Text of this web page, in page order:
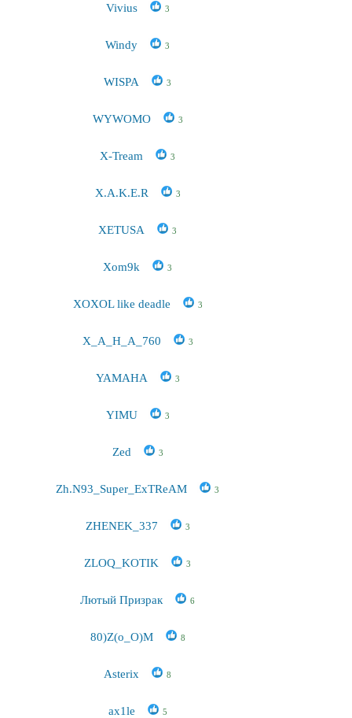
Vivius 3
Windy 3
WISPA 3
WYWOMO 3
X-Tream 3
X.A.K.E.R 3
XETUSA 3
Xom9k 3
XOXOL like deadle 3
X_A_H_A_760 3
YAMAHA 3
YIMU 3
Zed 3
Zh.N93_Super_ExTReAM 3
ZHENEK_337 3
ZLOQ_KOTIK 3
Лютый Призрак 6
80)Z(o_O)M 8
Asterix 8
ax1le 5